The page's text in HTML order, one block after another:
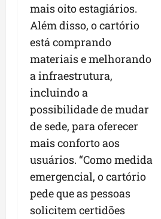
mais oito estagiários.
Além disso, o cartório
está comprando
materiais e melhorando
a infraestrutura,
incluindo a
possibilidade de mudar
de sede, para oferecer
mais conforto aos
usuários. “Como medida
emergencial, o cartório
pede que as pessoas
solicitem certidões